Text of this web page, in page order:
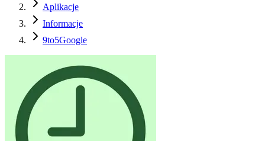
Aplikacje
Informacje
9to5Google